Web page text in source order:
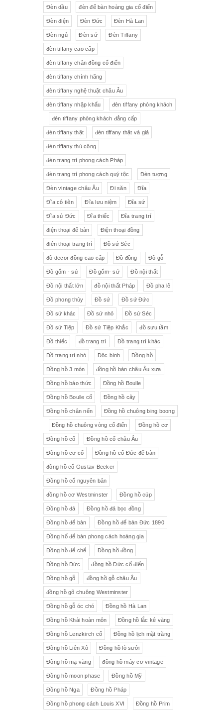
Thực phẩm chức năng
Rượu Whisky Rượu vang
Tượng gốm Đèn bàn
Tượng Bộ trà sứ Tiệp
Đèn dầu đèn để bàn hoàng gia cổ điển
Đèn điện Đèn Đức Đèn Hà Lan
Đèn ngủ Đèn sứ Đèn Tiffany
đèn tiffany cao cấp
đèn tiffany chân đồng cổ điển
đèn tiffany chính hãng
đèn tiffany nghệ thuật châu Âu
đèn tiffany nhập khẩu đèn tiffany phòng khách
đèn tiffany phòng khách đẳng cấp
đèn tiffany thật đèn tiffany thật và giả
đèn tiffany thủ công
đèn trang trí phong cách Pháp
đèn trang trí phong cách quý tộc Đèn tượng
Đèn vintage châu Âu Đi săn Đĩa
Đĩa cô tiên Đĩa lưu niệm Đĩa sứ
Đĩa sứ Đức Đĩa thiếc Đĩa trang trí
điện thoại để bàn Điện thoại đồng
điên thoại trang trí Đồ sứ Séc
đồ decor đồng cao cấp Đồ đồng Đồ gỗ
Đồ gốm - sứ Đồ gốm- sứ Đồ nội thất
Đồ nội thất lớn đồ nội thất Pháp Đồ pha lê
Đồ phong thủy Đồ sứ Đồ sứ Đức
Đồ sứ khác Đồ sứ nhỏ Đồ sứ Séc
Đồ sứ Tiệp Đồ sứ Tiệp Khắc đồ sưu tầm
Đồ thiếc đồ trang trí Đồ trang trí khác
Đồ trang trí nhỏ Độc bình Đồng hồ
Đồng hồ 3 món đồng hồ bàn châu Âu xưa
Đồng hồ báo thức Đồng hồ Boulle
Đồng hồ Boulle cổ Đồng hồ cây
Đồng hồ chân nến Đồng hồ chuông bing boong
Đồng hồ chuông vòng cổ điển Đồng hồ cơ
Đồng hồ cổ Đồng hồ cổ châu Âu
Đồng hồ cơ cổ Đồng hồ cổ Đức để bàn
đồng hồ cổ Gustav Becker
Đồng hồ cổ nguyên bản
đồng hồ cơ Westminster Đồng hồ cúp
Đồng hồ đá Đồng hồ đá bọc đồng
Đồng hồ để bàn Đồng hồ để bàn Đức 1890
Đồng hổ để bàn phong cách hoàng gia
Đồng hồ đế chế Đồng hồ đồng
Đồng hồ Đức đồng hồ Đức cổ điển
Đồng hồ gỗ đồng hồ gỗ châu Âu
đồng hồ gõ chuông Westminster
Đồng hồ gỗ óc chó Đồng hồ Hà Lan
Đồng hồ Khải hoàn môn Đồng hồ lắc kê vàng
Đồng hồ Lenzkirch cổ Đồng hồ lịch mặt trăng
Đồng hồ Liên Xô Đồng hồ lò sưởi
Đồng hồ mạ vàng đồng hồ máy cơ vintage
Đồng hồ moon phase Đồng hồ Mỹ
Đồng hồ Nga Đồng hồ Pháp
Đồng hồ phong cách Louis XVI Đồng hồ Prim